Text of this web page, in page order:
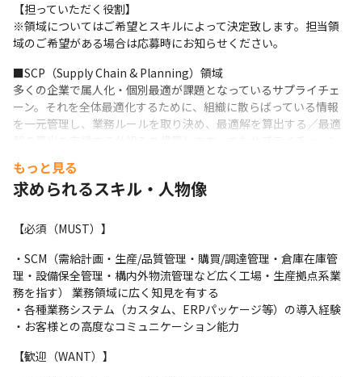
【担っていただく役割】
※領域についてはご希望とスキルによって決定致します。担当領
域のご希望がある場合は応募時にお知らせください。
■SCP（Supply Chain & Planning）領域
多くの企業で属人化・個別最適が課題となっているサプライチェ
ーン。それを全体最適化するために、組織に散らばっている情報
を一元管理し、業務ルールを取り決め、最適解を算出する／最適
向上を進めグローバルレベルでの業務最適化を実現します。
そのため、組織横断での新業務・ルールの定義を始め、システム
ーバルメンバーと協業して進めます。
と共に検討するため、ソフトスキル・業務知識が必要となるチャ
レンジングな領域でもあります。
■SC&O（Supply Chain & Operations）領域
受注・購買・在庫管理・製造などの企業の基幹業務の見直しを進
す。また、デジタル技術を活かしお客様のさらなる成長を支援す
もっと見る
求められるスキル・人物像
【必須（MUST）】
・SCM（需給計画・生産/品質管理・購買/調達管理・倉庫在庫管
理・設備保全管理・構内外物流管理など広く工場・生産拠点系業
務を指す） 業務領域に広く知見を有する
・各種業務システム（カスタム、ERPパッケージ等）の導入経験
・お客様との高度なコミュニケーション能力
【歓迎（WANT）】